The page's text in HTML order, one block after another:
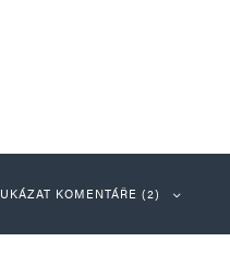
UKÁZAT KOMENTÁŘE (2)